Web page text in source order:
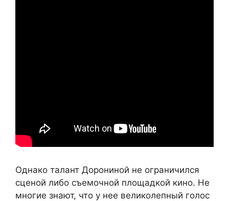
Однако талант Дорониной не ограничился
сценой либо съемочной площадкой кино. Не
многие знают, что у нее великолепный голос